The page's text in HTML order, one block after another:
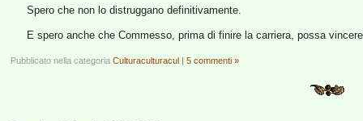
Spero che non lo distruggano definitivamente.
E spero anche che Commesso, prima di finire la carriera, possa
Pubblicato nella categoria Culturaculturacul | 5 commenti »